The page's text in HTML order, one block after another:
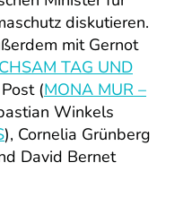
diskutieren.
mit Gernot
TAG UND
(MONA MUR –
Winkels
), Cornelia Grünberg
David Bernet